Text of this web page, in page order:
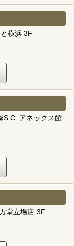
横浜 3F
S.C. アネックス館
堂立場店 3F